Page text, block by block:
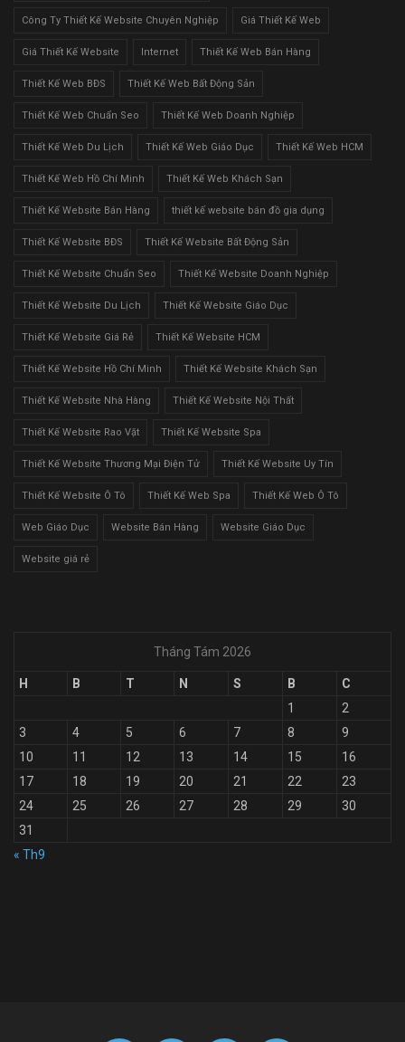
Công Ty Thiết Kế Website Chuyên Nghiệp Giá Thiết Kế Web
Giá Thiết Kế Website Internet Thiết Kế Web Bán Hàng
Thiết Kế Web BĐS Thiết Kế Web Bất Động Sản
Thiết Kế Web Chuẩn Seo Thiết Kế Web Doanh Nghiệp
Thiết Kế Web Du Lịch Thiết Kế Web Giáo Dục Thiết Kế Web HCM
Thiết Kế Web Hồ Chí Minh Thiết Kế Web Khách Sạn
Thiết Kế Website Bán Hàng thiết kế website bán đồ gia dụng
Thiết Kế Website BĐS Thiết Kế Website Bất Động Sản
Thiết Kế Website Chuẩn Seo Thiết Kế Website Doanh Nghiệp
Thiết Kế Website Du Lịch Thiết Kế Website Giáo Dục
Thiết Kế Website Giá Rẻ Thiết Kế Website HCM
Thiết Kế Website Hồ Chí Minh Thiết Kế Website Khách Sạn
Thiết Kế Website Nhà Hàng Thiết Kế Website Nội Thất
Thiết Kế Website Rao Vặt Thiết Kế Website Spa
Thiết Kế Website Thương Mại Điện Tử Thiết Kế Website Uy Tín
Thiết Kế Website Ô Tô Thiết Kế Web Spa Thiết Kế Web Ô Tô
Web Giáo Dục Website Bán Hàng Website Giáo Dục
Website giá rẻ
Tháng Tám 2026
H B T N S B
C
1
2
3
4 5 6 7 8
9
10
11 12 13 14 15
16
17
18 19 20 21 22
23
24
25 26 27 28 29
30
31
« Th9